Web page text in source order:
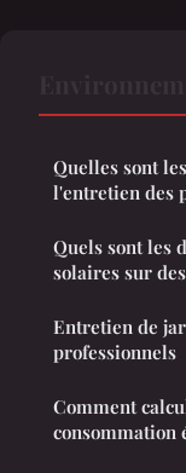
Quelles sont
l'entretien des
Quels sont les
solaires sur
Entretien de
professionnels
Comment
consommation